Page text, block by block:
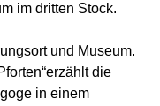
im dritten Stock.
und Museum.
die
in einem